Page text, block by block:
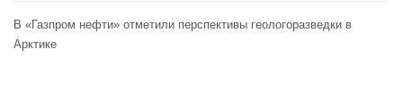
В «Газпром нефти» отметили перспективы геологоразведки в
Арктике